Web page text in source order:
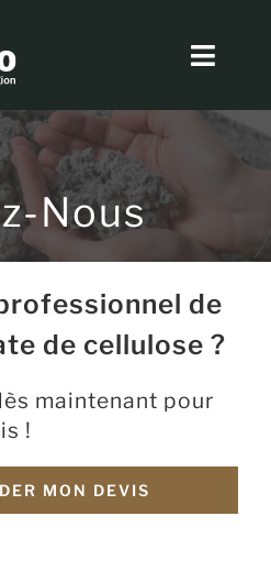
Histoire
Produit
Réalisations
Nous
de
de cellulose ?
maintenant pour
!
MON DEVIS